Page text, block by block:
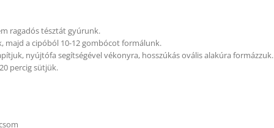
ragadós tésztát gyúrunk.
majd a cipóból 10-12 gombócot formálunk.
nyújtófa segítségével vékonyra, hosszúkás ovális alakúra formázzuk.
percig sütjük.